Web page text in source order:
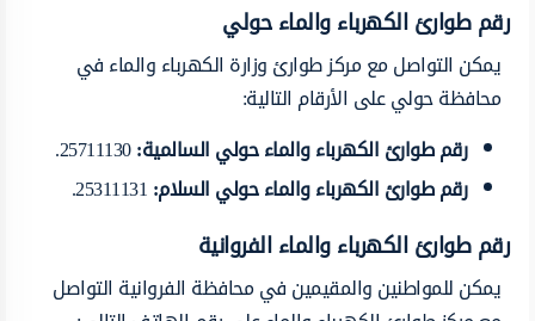
رقم طوارئ الكهرباء والماء حولي
يمكن التواصل مع مركز طوارئ وزارة الكهرباء والماء في
محافظة حولي على الأرقام التالية:
رقم طوارئ الكهرباء والماء حولي السالمية:
25711130.
رقم طوارئ الكهرباء والماء حولي السلام:
رقم طوارئ الكهرباء والماء الفروانية
يمكن للمواطنين والمقيمين في محافظة الفروانية التواصل